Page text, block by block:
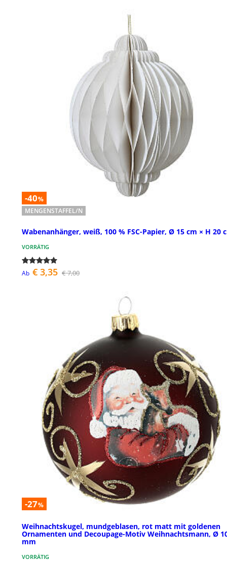
-40%
MENGENSTAFFEL/N
Wabenanhänger, weiß, 100 % FSC-Papier, Ø 15 cm × H 20
VORRÄTIG
Ab € 3,35 € 7,00
-27%
Weihnachtskugel, mundgeblasen, rot matt mit goldenen
Ornamenten und Decoupage-Motiv Weihnachtsmann, Ø
mm
VORRÄTIG